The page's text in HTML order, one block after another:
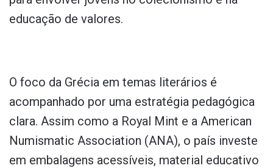
educação de valores.
O foco da Grécia em temas literários é
acompanhado por uma estratégia pedagógica
clara. Assim como a Royal Mint e a American
Numismatic Association (ANA), o país investe
em embalagens acessíveis, material educativo